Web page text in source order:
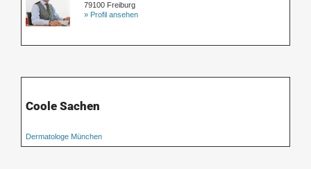
79100 Freiburg
» Profil ansehen
Coole Sachen
Dermatologe München